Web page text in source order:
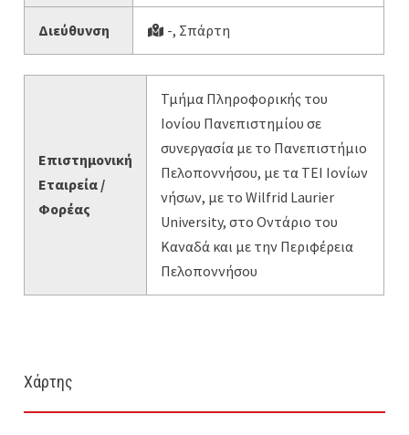
Διεύθυνση -, Σπάρτη
Επιστημονική
Εταιρεία /
Φορέας
Τμήμα Πληροφορικής του
Ιονίου Πανεπιστημίου σε
συνεργασία με το Πανεπιστήμιο
Πελοποννήσου, με τα ΤΕΙ Ιονίων
νήσων, με το Wilfrid Laurier
University, στο Οντάριο του
Καναδά και με την Περιφέρεια
Πελοποννήσου
Χάρτης